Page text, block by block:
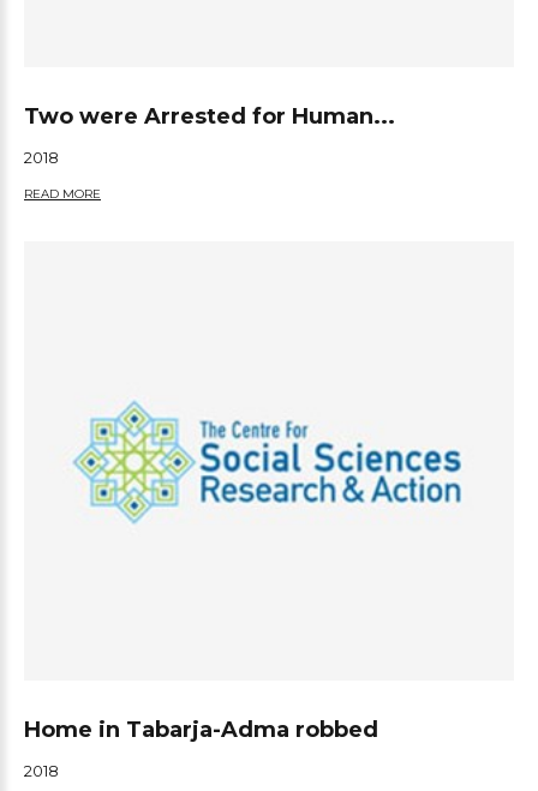
Two were Arrested for Human...
2018
READ MORE
Home in Tabarja-Adma robbed
2018